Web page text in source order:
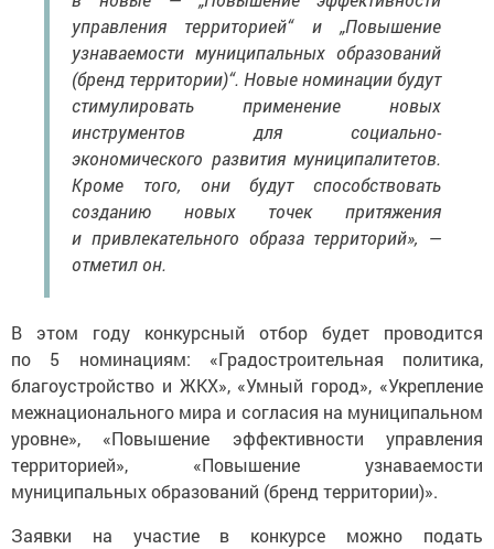
управления территорией“ и „Повышение
узнаваемости муниципальных образований
(бренд территории)“. Новые номинации будут
стимулировать применение новых
инструментов для социально-
экономического развития муниципалитетов.
Кроме того, они будут способствовать
созданию новых точек притяжения
и привлекательного образа территорий», —
отметил он.
В этом году конкурсный отбор будет проводится
по 5 номинациям: «Градостроительная политика,
благоустройство и ЖКХ», «Умный город», «Укрепление
межнационального мира и согласия на муниципальном
уровне», «Повышение эффективности управления
территорией», «Повышение узнаваемости
муниципальных образований (бренд территории)».
Заявки на участие в конкурсе можно подать